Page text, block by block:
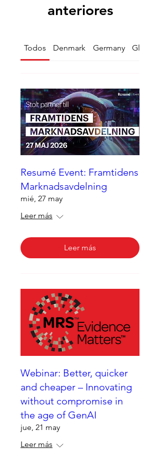
anteriores
Todos Denmark Germany Global
Resumé Event: Framtidens
Marknadsavdelning
mié, 27 may
Leer más
Leer más
Webinar: Better, quicker
and cheaper – Innovating
without compromise in
the age of GenAI
jue, 21 may
Leer más